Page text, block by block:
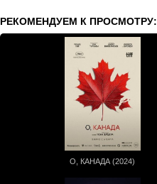
РЕКОМЕНДУЕМ К ПРОСМОТРУ:
О, КАНАДА (2024)